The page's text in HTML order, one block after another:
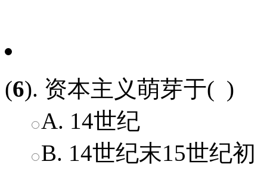
(6). 资本主义萌芽于( )
A. 14世纪
B. 14世纪末15世纪初